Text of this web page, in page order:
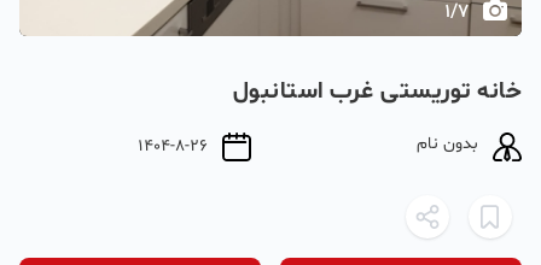
1/7
خانه توریستی غرب استانبول
بدون نام 1404-8-26